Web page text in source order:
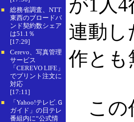
■
総務省調査、NTT
東西のブロードバ
ンド契約数シェア
は51.1％
[17:29]
■
Cerevo、写真管理
サービス
「CEREVO LIFE」
でプリント注文に
対応
[17:11]
■
「Yahoo!テレビ.Ｇ
ガイド」の日テレ
番組内に“公式情
が1人
連動し
作とも
この